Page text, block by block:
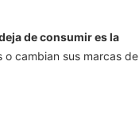
de consumir es la
cambian sus marcas de